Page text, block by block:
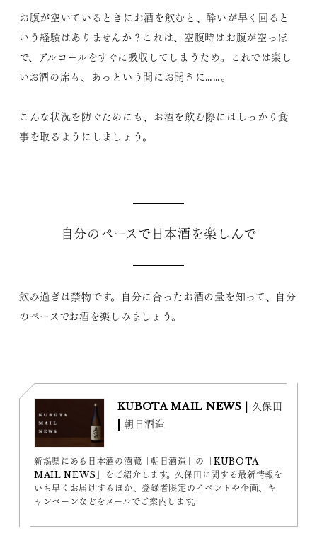
お腹が空いているときにお酒を飲むと、酔いが早く回ると
いう経験はありませんか？これは、空腹時はお腹が空っぽ
で、アルコールをすぐに吸収してしまうため。これでは楽し
いお酒の席も、あっという間にお開きに……。
こんな状況を防ぐためにも、お酒を飲む際にはしっかり食
事を取るようにしましょう。
自分のペースで日本酒を楽しんで
飲み過ぎは禁物です。自分に合ったお酒の量を知って、自分
のペースでお酒を楽しみましょう。
KUBOTA MAIL NEWS | 久保田
| 朝日酒造
新潟県にある日本酒の酒蔵「朝日酒造」の「KUBOTA
MAIL NEWS」をご紹介します。久保田に関する最新情報を
いち早くお届けするほか、登録者限定のイベントや企画、キ
ャンペーンなどをメールでご案内します。